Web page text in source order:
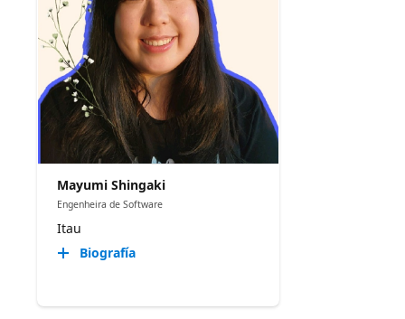
Mayumi Shingaki
Engenheira de Software
Itau
Biografía